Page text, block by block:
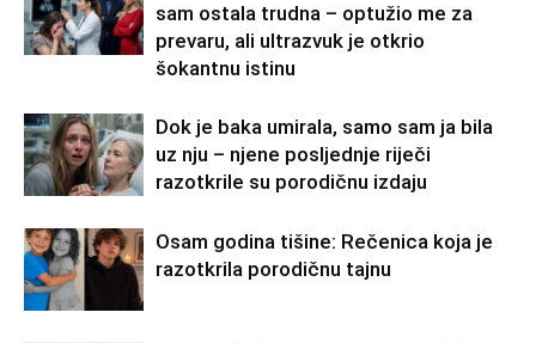
sam ostala trudna – optužio me za
prevaru, ali ultrazvuk je otkrio
šokantnu istinu
Dok je baka umirala, samo sam ja bila
uz nju – njene posljednje riječi
razotkrile su porodičnu izdaju
Osam godina tišine: Rečenica koja je
razotkrila porodičnu tajnu